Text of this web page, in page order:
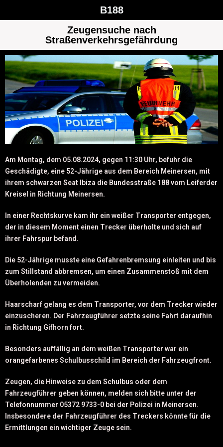
B188
Zeugensuche nach
Straßenverkehrsgefährdung
Am Montag, dem 05.08.2024, gegen 11:30 Uhr, befuhr die
Geschädigte, eine 52-Jährige aus dem Bereich Meinersen, mit
ihrem schwarzen Seat Ibiza die Bundesstraße 188 vom Leiferder
Kreisel in Richtung Meinersen.
In einer Rechtskurve kam ihr ein weißer Transporter entgegen,
der in diesem Moment einen Trecker überholte und sich auf
ihrer Fahrspur befand.
Die 52-Jährige musste eine Gefahrenbremsung einleiten und bis
zum Stillstand abbremsen, um einen Zusammenstoß mit dem
Überholenden zu vermeiden.
Haarscharf gelang es dem Transporter, vor dem Trecker wieder
einzuscheren. Der Fahrzeugführer setzte seine Fahrt daraufhin
in Richtung Gifhorn fort.
Besonders auffällig an dem weißen Transporter war ein
orangefarbenes Schulbusschild im Bereich der Fahrzeugfront.
Zeugen, die Hinweise zu dem Schulbus oder dem
Fahrzeugführer geben können, melden sich bitte unter der
Telefonnummer 05372 9733-0 bei der Polizei in Meinersen.
Insbesondere der Fahrzeugführer des Treckers könnte für die
Ermittlungen ein wichtiger Zeuge sein.